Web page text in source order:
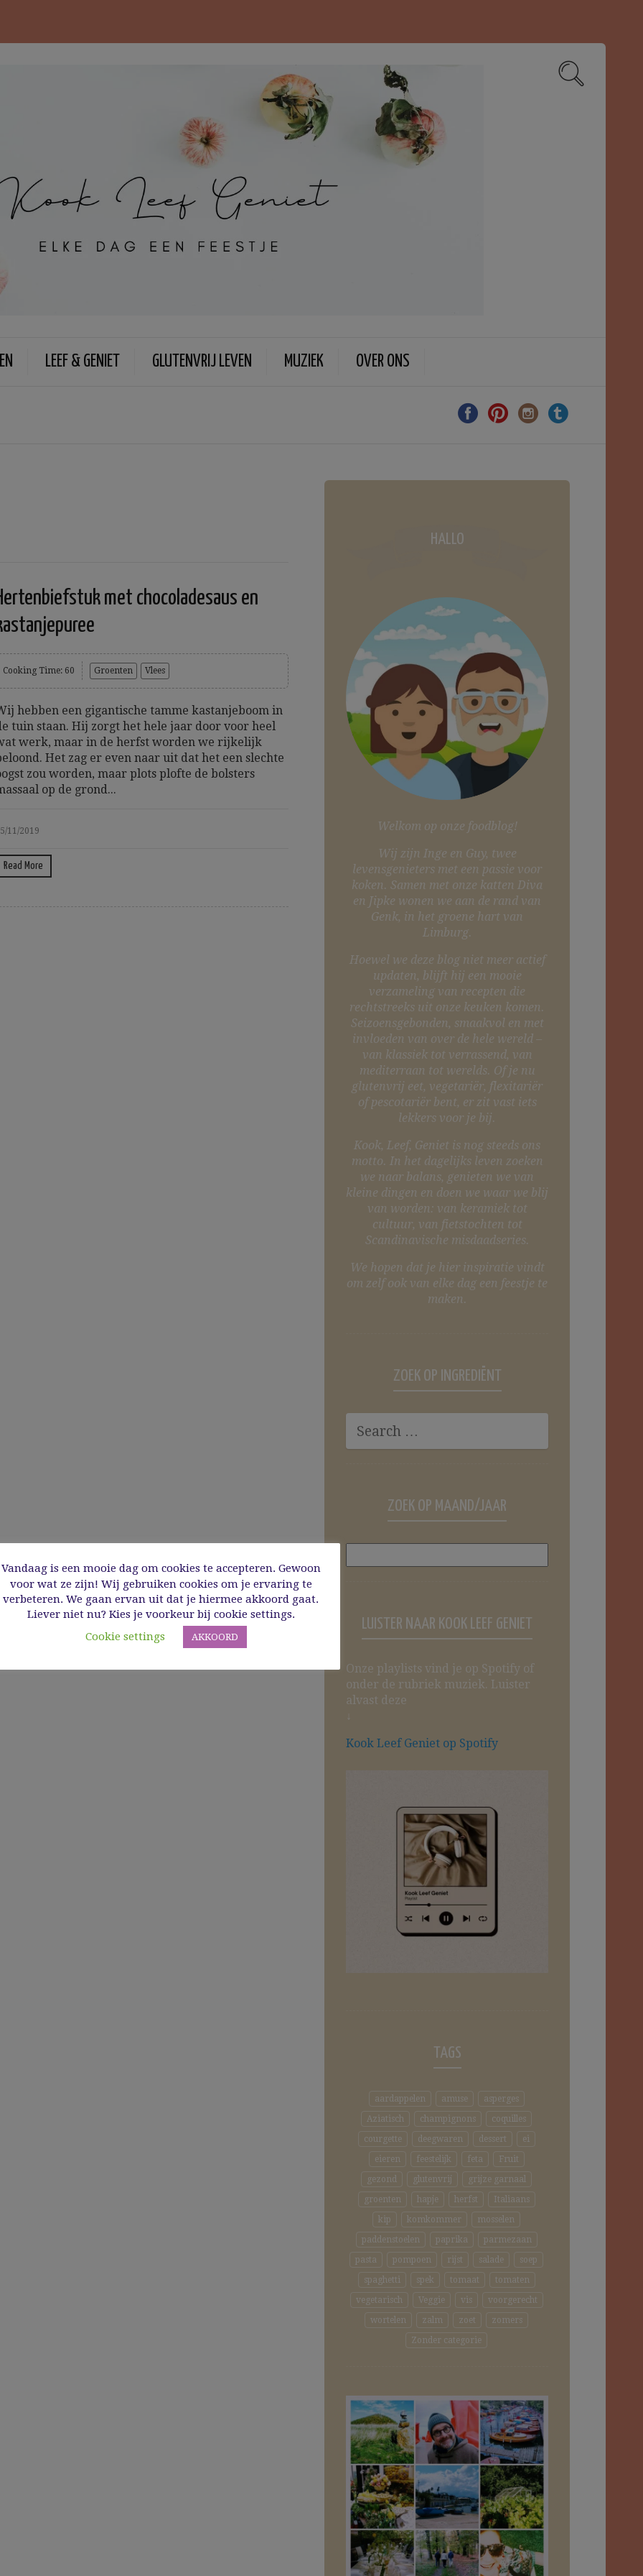
LEEF & GENIET GLUTENVRIJ LEVEN MUZIEK OVER ONS
met chocoladesaus en
Cooking Time: 60 Groenten Vlees
hebben een gigantische tamme kastanjeboom in
tuin staan. Hij zorgt het hele jaar door voor heel
werk, maar in de herfst worden we rijkelijk
Het zag er even naar uit dat het een slechte
zou worden, maar plots plofte de bolsters
op de grond...
11/2019
Read More
HALLO
Welkom op onze foodblog!
Wij zijn Inge en Guy, twee
levensgenieters met een passie voor
koken. Samen met onze katten Diva
en Jipke wonen we aan de rand van
Genk, in het groene hart van
Limburg.
Hoewel we deze blog niet meer actief
updaten, blijft hij een mooie
verzameling van recepten die
rechtstreeks uit onze keuken komen.
Seizoensgebonden, smaakvol en met
invloeden van over de hele wereld –
van klassiek tot verrassend, van
mediterraan tot werelds. Of je nu
glutenvrij eet, vegetariër, flexitariër
of pescotariër bent, er zit vast iets
lekkers voor je bij.
Kook, Leef, Geniet is nog steeds ons
motto. In het dagelijks leven zoeken
we naar balans, genieten we van
kleine dingen en doen we waar we blij
van worden: van keramiek tot
cultuur, van fietstochten tot
Scandinavische misdaadseries.
We hopen dat je hier inspiratie vindt
om zelf ook van elke dag een feestje te
maken.
ZOEK OP INGREDIËNT
ZOEK OP MAAND/JAAR
LUISTER NAAR KOOK LEEF GENIET
Onze playlists vind je op Spotify of
onder de rubriek muziek. Luister
alvast deze
↓
Kook Leef Geniet op Spotify
TAGS
aardappelen amuse
asperges
Aziatisch
champignons
coquilles
courgette
deegwaren dessert
ei
eieren
feestelijk feta
Fruit
gezond
glutenvrij
grijze garnaal
groenten
hapje herfst
Italiaans
kip
komkommer
mosselen
paddenstoelen
paprika
parmezaan
pasta
pompoen rijst salade
soep
spaghetti
spek tomaat
tomaten
vegetarisch
Veggie vis
voorgerecht
wortelen
zalm zoet
zomers
Zonder categorie
Vandaag is een mooie dag om cookies te accepteren. Gewoon
voor wat ze zijn! Wij gebruiken cookies om je ervaring te
verbeteren. We gaan ervan uit dat je hiermee akkoord gaat.
Liever niet nu? Kies je voorkeur bij cookie settings.
Cookie settings
AKKOORD